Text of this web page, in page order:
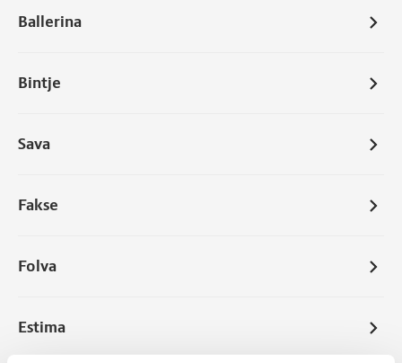
Ballerina
Bintje
Sava
Fakse
Folva
Estima